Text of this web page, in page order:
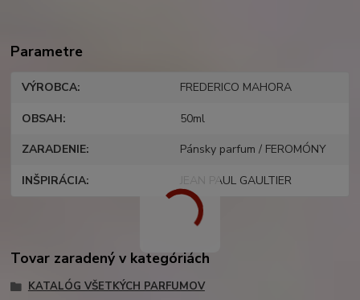
Parametre
VÝROBCA FREDERICO MAHORA
OBSAH 50ml
ZARADENIE Pánsky parfum / FEROMÓNY
INŠPIRÁCIA JEAN PAUL GAULTIER
Tovar zaradený v kategóriách
KATALÓG VŠETKÝCH PARFUMOV